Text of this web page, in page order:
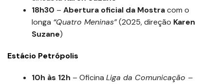
18h30 – Abertura oficial da Mostracom o
longa “Quatro Meninas”(2025, direção Karen
Suzane)
Estácio Petrópolis
10h às 12h – Oficina Liga da Comunicação –